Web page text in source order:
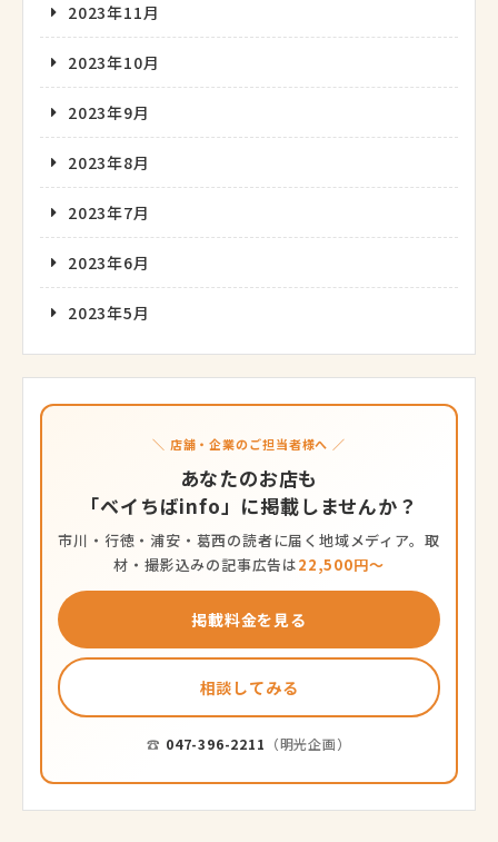
2023年11月
2023年10月
2023年9月
2023年8月
2023年7月
2023年6月
2023年5月
＼ 店舗・企業のご担当者様へ ／
あなたのお店も
「ベイちばinfo」に掲載しませんか？
市川・行徳・浦安・葛西の読者に届く地域メディア。取
材・撮影込みの記事広告は22,500円〜
掲載料金を見る
相談してみる
☎ 047-396-2211 （明光企画）